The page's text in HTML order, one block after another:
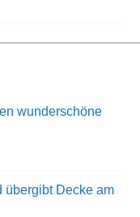
wunderschöne
übergibt Decke am